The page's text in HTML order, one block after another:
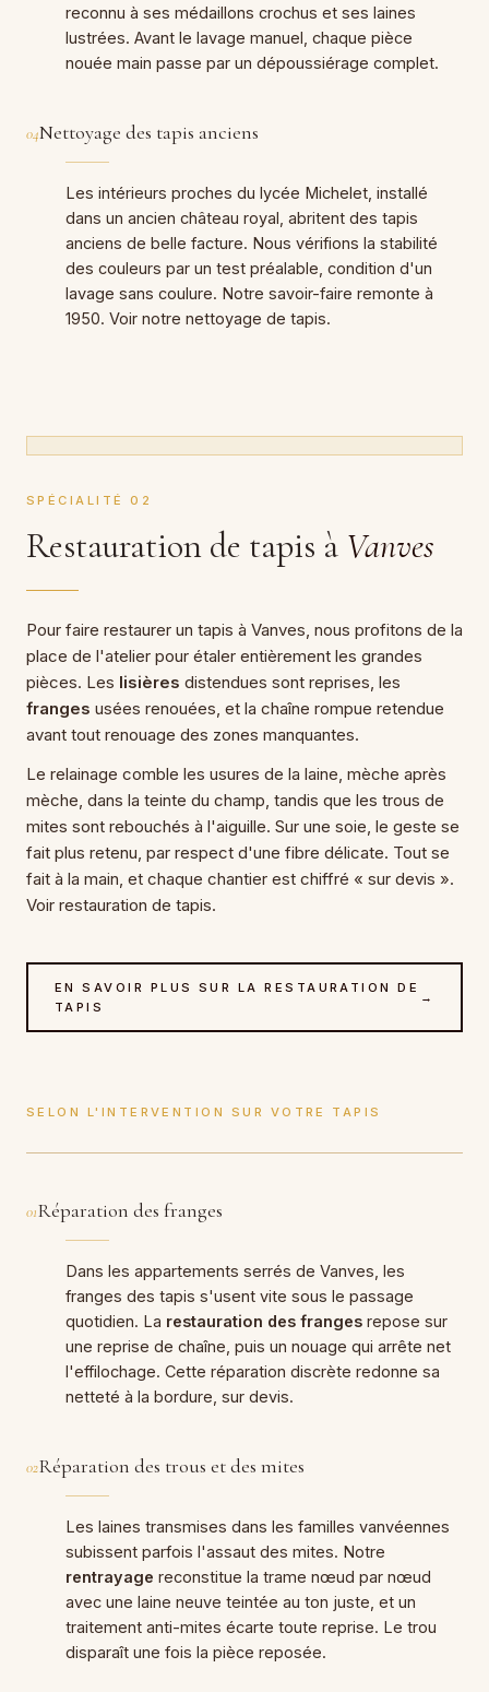
reconnu à ses médaillons crochus et ses laines
lustrées. Avant le lavage manuel, chaque pièce
nouée main passe par un dépoussiérage complet.
04Nettoyage des tapis anciens
Les intérieurs proches du lycée Michelet, installé
dans un ancien château royal, abritent des tapis
anciens de belle facture. Nous vérifions la stabilité
des couleurs par un test préalable, condition d'un
lavage sans coulure. Notre savoir-faire remonte à
1950. Voir notre nettoyage de tapis.
SPÉCIALITÉ 02
Restauration de tapis à Vanves
Pour faire restaurer un tapis à Vanves, nous profitons de la
place de l'atelier pour étaler entièrement les grandes
pièces. Les lisières distendues sont reprises, les
franges usées renouées, et la chaîne rompue retendue
avant tout renouage des zones manquantes.
Le relainage comble les usures de la laine, mèche après
mèche, dans la teinte du champ, tandis que les trous de
mites sont rebouchés à l'aiguille. Sur une soie, le geste se
fait plus retenu, par respect d'une fibre délicate. Tout se
fait à la main, et chaque chantier est chiffré « sur devis ».
Voir restauration de tapis.
EN SAVOIR PLUS SUR LA RESTAURATION DE
TAPIS
→
SELON L'INTERVENTION SUR VOTRE TAPIS
01Réparation des franges
Dans les appartements serrés de Vanves, les
franges des tapis s'usent vite sous le passage
quotidien. La restauration des franges repose sur
une reprise de chaîne, puis un nouage qui arrête net
l'effilochage. Cette réparation discrète redonne sa
netteté à la bordure, sur devis.
02Réparation des trous et des mites
Les laines transmises dans les familles vanvéennes
subissent parfois l'assaut des mites. Notre
rentrayage reconstitue la trame nœud par nœud
avec une laine neuve teintée au ton juste, et un
traitement anti-mites écarte toute reprise. Le trou
disparaît une fois la pièce reposée.